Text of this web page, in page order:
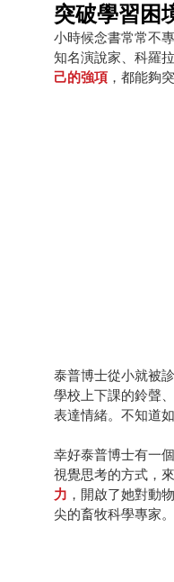
突破學習困
小時候念書常常不
知名演說家、科羅
己的強項 ，都能夠
泰普博士從小就被
學校上下課的鈴聲
表達情緒。不知道
幸好泰普博士有一
視覺思考的方式，
力 ，開啟了她對動
尖的畜牧科學專家。